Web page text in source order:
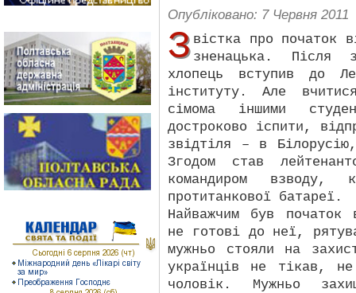
Опубліковано: 7 Червня 2011
З вістка про початок
зненацька. Після
хлопець вступив до
інституту. Але
сімома іншими
достроково іспити,
звідтіля – в
Згодом став
командиром взводу,
протитанкової батареї.
Найважчим був
не готові до неї,
мужньо стояли на
українців не тікав,
чоловік. Мужньо